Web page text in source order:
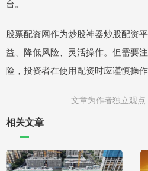
台。
股票配资网作为炒股神器炒股配资
益、降低风险、灵活操作。但需要
险，投资者在使用配资时应谨慎操作
文章为作者独立观
相关文章